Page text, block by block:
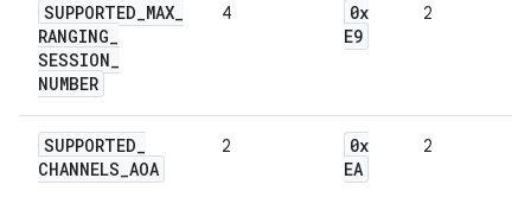
SUPPORTED_MAX_
RANGING_
SESSION_
NUMBER
4
0x
E9
2
SUPPORTED_
CHANNELS_AOA
2
0x
EA
2